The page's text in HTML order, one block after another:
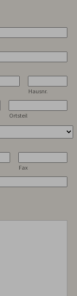
Hausnr.
Ortsteil
Fax